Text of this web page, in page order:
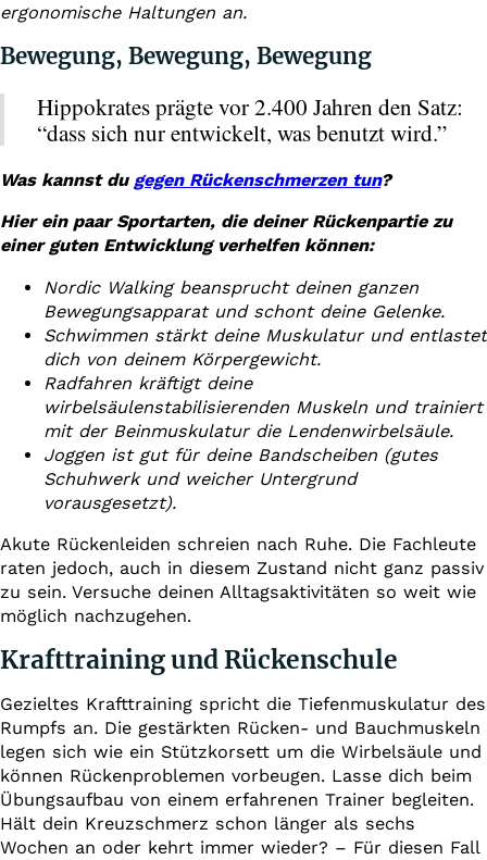
ergonomische Haltungen an.
Bewegung, Bewegung, Bewegung
Hippokrates prägte vor 2.400 Jahren den Satz:
“dass sich nur entwickelt, was benutzt wird.”
Was kannst du gegen Rückenschmerzen tun?
Hier ein paar Sportarten, die deiner Rückenpartie zu
einer guten Entwicklung verhelfen können:
Nordic Walking beansprucht deinen ganzen
Bewegungsapparat und schont deine Gelenke.
Schwimmen stärkt deine Muskulatur und entlastet
dich von deinem Körpergewicht.
Radfahren kräftigt deine
wirbelsäulenstabilisierenden Muskeln und trainiert
mit der Beinmuskulatur die Lendenwirbelsäule.
Joggen ist gut für deine Bandscheiben (gutes
Schuhwerk und weicher Untergrund
vorausgesetzt).
Akute Rückenleiden schreien nach Ruhe. Die Fachleute
raten jedoch, auch in diesem Zustand nicht ganz passiv
zu sein. Versuche deinen Alltagsaktivitäten so weit wie
möglich nachzugehen.
Krafttraining und Rückenschule
Gezieltes Krafttraining spricht die Tiefenmuskulatur des
Rumpfs an. Die gestärkten Rücken- und Bauchmuskeln
legen sich wie ein Stützkorsett um die Wirbelsäule und
können Rückenproblemen vorbeugen. Lasse dich beim
Übungsaufbau von einem erfahrenen Trainer begleiten.
Hält dein Kreuzschmerz schon länger als sechs
Wochen an oder kehrt immer wieder? – Für diesen Fall